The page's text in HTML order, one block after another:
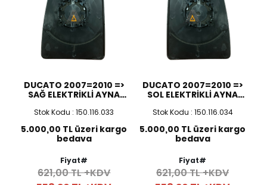
DUCATO 2007=2010 =>
SAĞ ELEKTRİKLİ AYNA
Stok Kodu : 150.116.033
5.000,00 TL üzeri kargo
bedava
Fiyat#
621,00 TL +KDV
DUCATO 2007=2010 =>
SOL ELEKTRİKLİ AYNA
Stok Kodu : 150.116.034
5.000,00 TL üzeri kargo
bedava
Fiyat#
621,00 TL +KDV